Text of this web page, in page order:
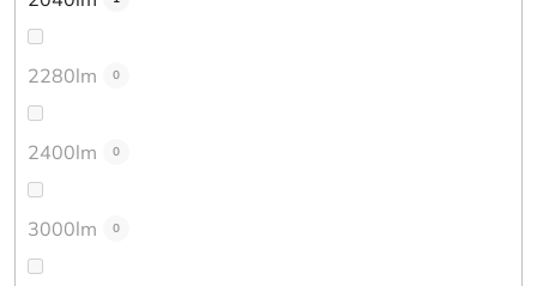
2280lm 0
2400lm 0
3000lm 0